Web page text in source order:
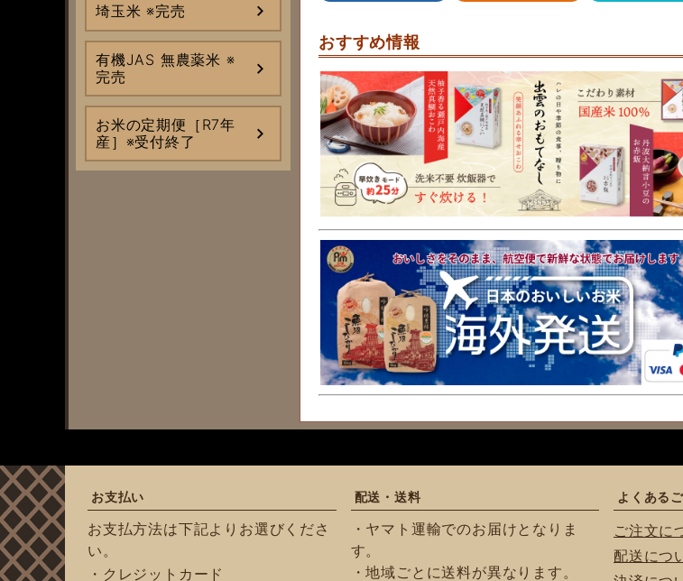
埼玉米 ※完売
有機JAS 無農薬米 ※
完売
お米の定期便［R7年
産］※受付終了
おすすめ情報
お支払い
お支払方法は下記よりお選びくださ
い。
・クレジットカード
配送・送料
・ヤマト運輸でのお届けとなりま
す。
・地域ごとに送料が異なります。
よくある
ご注文に
配送につ